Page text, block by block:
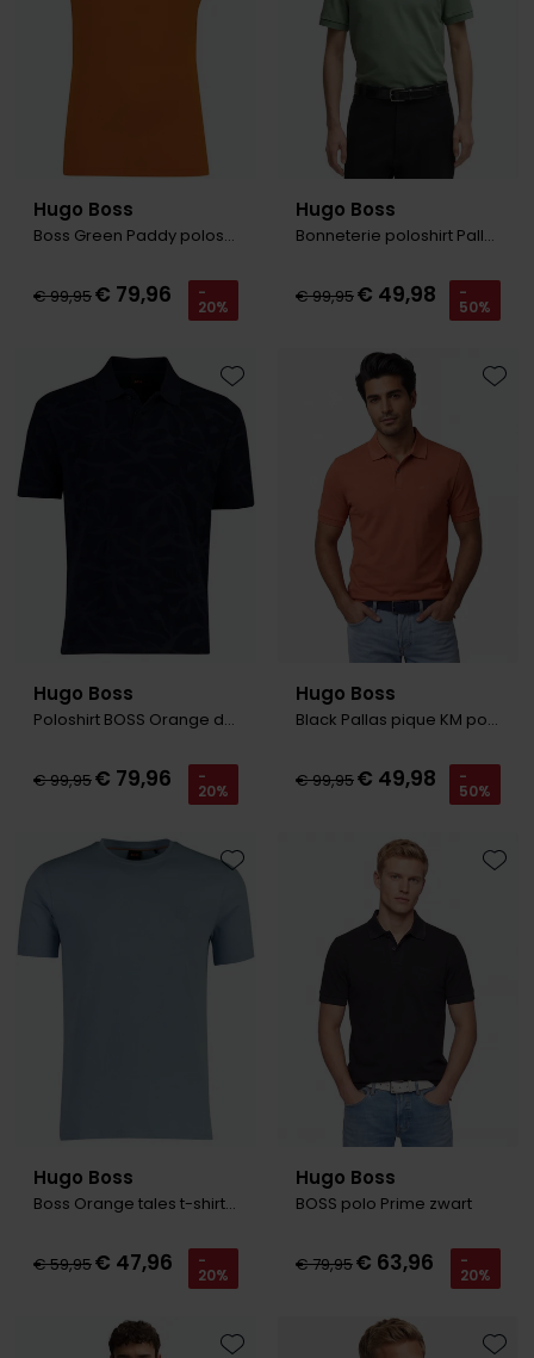
Hugo Boss
Boss Green Paddy poloshirt regular fit oranje
€ 99,95€ 79,96 -
20%
Hugo Boss
Bonneterie poloshirt Pallas groen
€ 99,95€ 49,98 -
50%
Hugo Boss
Poloshirt BOSS Orange donker blauw structuur katoen
€ 99,95€ 79,96 -
20%
Toevoegen aan favorieten
Hugo Boss
Black Pallas pique KM polo oranje
€ 99,95€ 49,98 -
50%
Hugo Boss
Boss Orange tales t-shirt lichtblau
€ 59,95€ 47,96 -
20%
Toevoegen aan favorieten
Hugo Boss
BOSS polo Prime zwart
€ 79,95€ 63,96 -
20%